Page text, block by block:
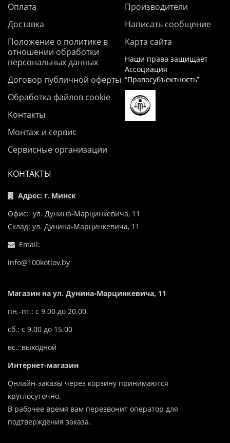
Оплата
Доставка
Положение о политике в
отношении обработки
персональных данных
Договор публичной оферты
Обработка файлов cookie
Контакты
Монтаж и сервис
Сервисные организации
Производители
Написать сообщение
Карта сайта
Наши права защищает
Ассоциация
“Правосубъектность”
КОНТАКТЫ
Адрес: г. Минск
Офис: ул. Дунина-Марцинкевича, 11
Склад: ул. Дунина-Марцинкевича, 11
Email:
info@100kotlov.by
Магазин на ул. Дунина-Марцинкевича, 11
пн.-пт.: с 9.00 до 20.00
сб.: с 9.00 до 15.00
вс.: выходной
Интернет-магазин
Онлайн-заказы через корзину принимаются
круглосуточно.
В рабочее время вам перезвонит оператор для
подтверждения заказа.